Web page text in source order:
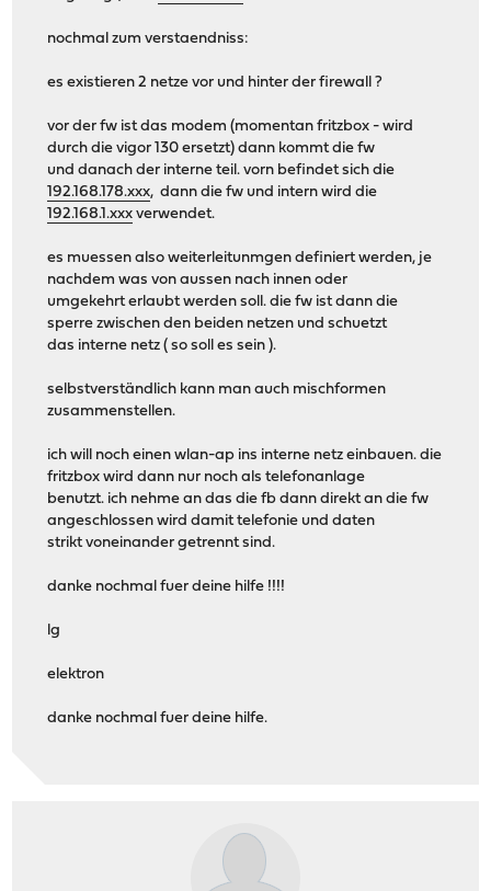
nochmal zum verstaendniss:
es existieren 2 netze vor und hinter der firewall ?
vor der fw ist das modem (momentan fritzbox - wird
durch die vigor 130 ersetzt) dann kommt die fw
und danach der interne teil. vorn befindet sich die
192.168.178.xxx, dann die fw und intern wird die
192.168.1.xxx verwendet.
es muessen also weiterleitunmgen definiert werden, je
nachdem was von aussen nach innen oder
umgekehrt erlaubt werden soll. die fw ist dann die
sperre zwischen den beiden netzen und schuetzt
das interne netz ( so soll es sein ).
selbstverständlich kann man auch mischformen
zusammenstellen.
ich will noch einen wlan-ap ins interne netz einbauen. die
fritzbox wird dann nur noch als telefonanlage
benutzt. ich nehme an das die fb dann direkt an die fw
angeschlossen wird damit telefonie und daten
strikt voneinander getrennt sind.
danke nochmal fuer deine hilfe !!!!
lg
elektron
danke nochmal fuer deine hilfe.